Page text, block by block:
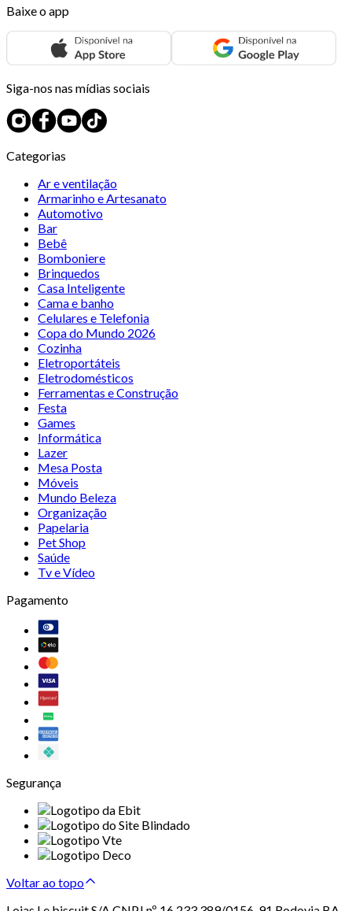
Baixe o app
Siga-nos nas mídias sociais
Categorias
Ar e ventilação
Armarinho e Artesanato
Automotivo
Bar
Bebê
Bomboniere
Brinquedos
Casa Inteligente
Cama e banho
Celulares e Telefonia
Copa do Mundo 2026
Cozinha
Eletroportáteis
Eletrodomésticos
Ferramentas e Construção
Festa
Games
Informática
Lazer
Mesa Posta
Móveis
Mundo Beleza
Organização
Papelaria
Pet Shop
Saúde
Tv e Vídeo
Pagamento
Segurança
Voltar ao topo